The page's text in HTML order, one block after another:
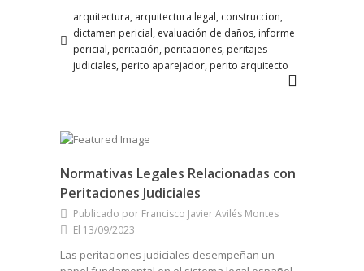
arquitectura, arquitectura legal, construccion,
dictamen pericial, evaluación de daños, informe
pericial, peritación, peritaciones, peritajes
judiciales, perito aparejador, perito arquitecto
Normativas Legales Relacionadas con
Peritaciones Judiciales
Publicado por Francisco Javier Avilés Montes
El 13/09/2023
Las peritaciones judiciales desempeñan un